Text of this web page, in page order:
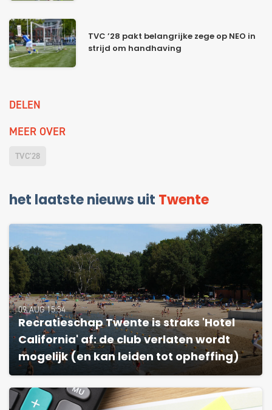
TVC ’28 pakt belangrijke zege op NEO in
strijd om handhaving
DELEN
MEER OVER
TVC'28
het laatste nieuws uit Twente
09 AUG 15:54
Recratieschap Twente is straks 'Hotel
California' af: de club verlaten wordt
mogelijk (en kan leiden tot opheffing)